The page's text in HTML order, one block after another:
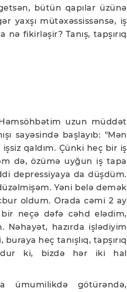
bütün qapılar üzünə
yaxşı mütəxəssissənsə, iş
fikirləşir? Tanış, tapşırıq
uzun müddət
sayəsində başlayıb: "Mən
qaldım. Çünki heç bir iş
də, özümə uyğun iş tapa
depressiyaya da düşdüm.
Yəni belə demək
oldum. Orada cəmi 2 ay
bir neçə dəfə cəhd elədim,
hazırda işlədiyim
heç tanışlıq, tapşırıq
ki, bizdə hər iki hal
götürəndə,